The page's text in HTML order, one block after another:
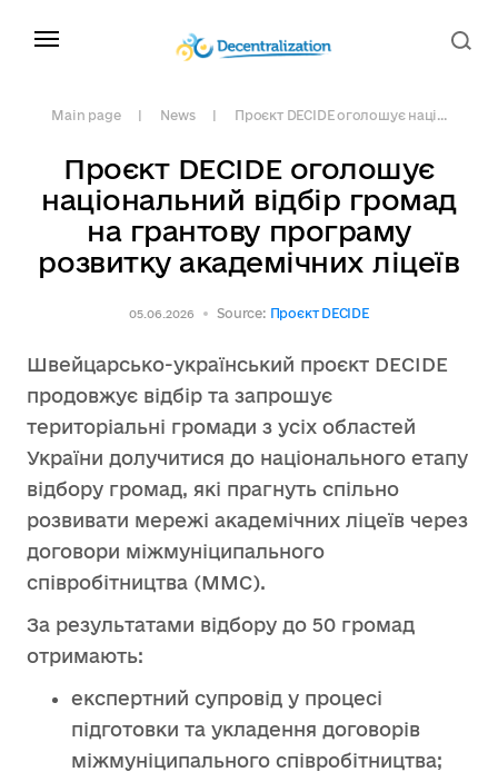
Main page News Проєкт DECIDE оголошує наці...
Проєкт DECIDE оголошує
національний відбір громад
на грантову програму
розвитку академічних ліцеїв
05.06.2026 Source: Проєкт DECIDE
Швейцарсько-український проєкт DECIDE
продовжує відбір та запрошує
територіальні громади з усіх областей
України долучитися до національного етапу
відбору громад, які прагнуть спільно
розвивати мережі академічних ліцеїв через
договори міжмуніципального
співробітництва (ММС).
За результатами відбору до 50 громад
отримають:
експертний супровід у процесі
підготовки та укладення договорів
міжмуніципального співробітництва;